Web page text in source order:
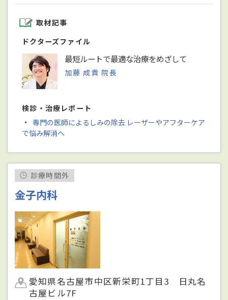
取材記事
ドクターズファイル
最短ルートで最適な治療をめざして
加藤 成貴 院長
検診・治療レポート
・ 専門の医師によるしみの除去 レーザーやアフターケア
で悩み解消へ
診療時間外
金子内科
愛知県名古屋市中区新栄町1丁目3 日丸名
古屋ビル7F